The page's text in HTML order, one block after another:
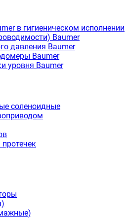
в гигиеническом исполнении
Baumer
давления Baumer
Baumer
уровня Baumer
соленоидные